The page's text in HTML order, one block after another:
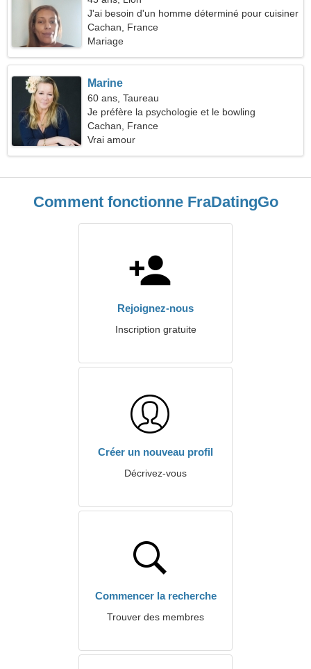
J'ai besoin d'un homme déterminé pour cuisiner
ensemble
Cachan, France
Mariage
Marine
60 ans, Taureau
Je préfère la psychologie et le bowling
Cachan, France
Vrai amour
Comment fonctionne FraDatingGo
Rejoignez-nous
Inscription gratuite
Créer un nouveau profil
Décrivez-vous
Commencer la recherche
Trouver des membres